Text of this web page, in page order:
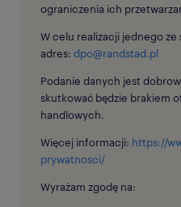
ograniczenia ich
W celu realizacji jednego ze
adres: dpo@randstad.pl
Podanie danych jest
skutkować będzie brakiem
handlowych.
Więcej informacji: https://
prywatnosci/
Wyrażam zgodę na: